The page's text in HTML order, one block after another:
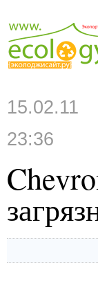
15.02.11
23:36